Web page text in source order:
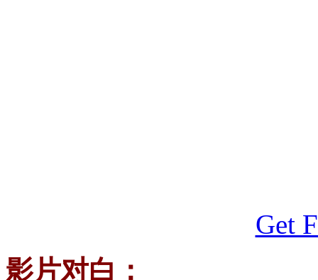
Get
影片对白：